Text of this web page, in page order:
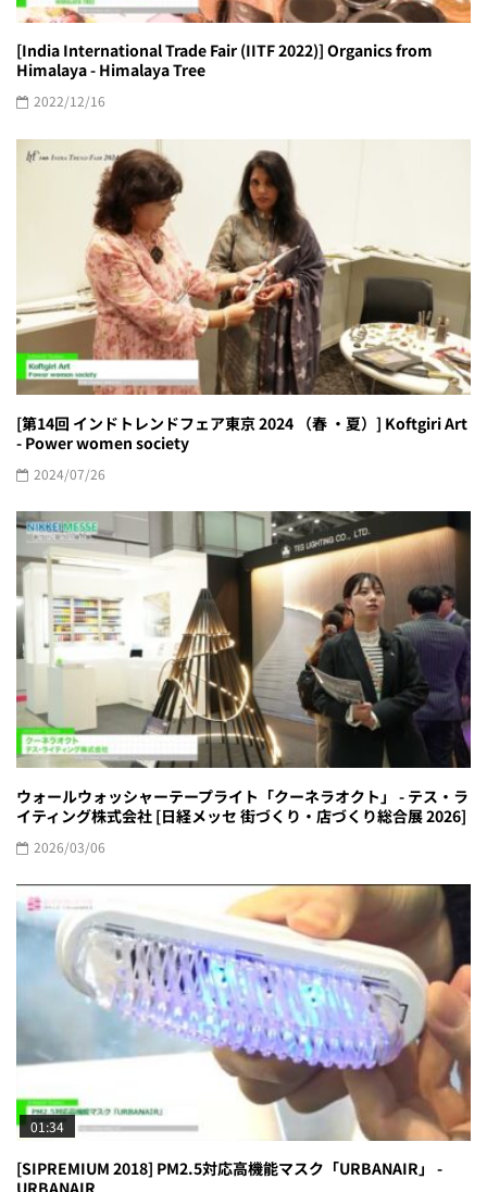
[India International Trade Fair (IITF 2022)] Organics from
Himalaya - Himalaya Tree
2022/12/16
[第14回 インドトレンドフェア東京 2024 （春 ・夏）] Koftgiri Art
- Power women society
2024/07/26
ウォールウォッシャーテープライト「クーネラオクト」 - テス・ラ
イティング株式会社 [日経メッセ 街づくり・店づくり総合展 2026]
2026/03/06
01:34
[SIPREMIUM 2018] PM2.5対応高機能マスク「URBANAIR」 -